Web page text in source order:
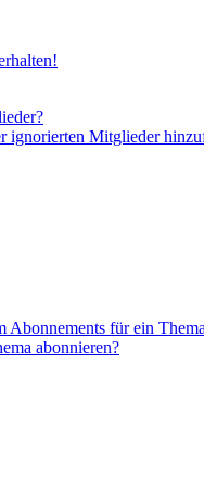
Mitglieder
Abonnements für ein
abonnieren?